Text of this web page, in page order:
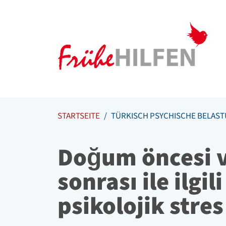
STARTSEITE TÜRKISCH PSYCHISCHE
Doğum öncesi
sonrası ile ilgili
psikolojik stres